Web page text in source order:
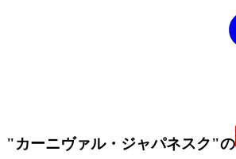
"カーニヴァル・ジャパネスク"の